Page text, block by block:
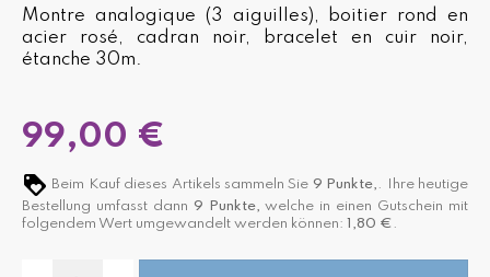
Montre analogique (3 aiguilles), boitier rond en
acier rosé, cadran noir, bracelet en cuir noir,
étanche 30m.
99,00 €
Beim Kauf dieses Artikels sammeln Sie 9 Punkte, . Ihre heutige
Bestellung umfasst dann 9 Punkte, welche in einen Gutschein mit
folgendem Wert umgewandelt werden können: 1,80 € .